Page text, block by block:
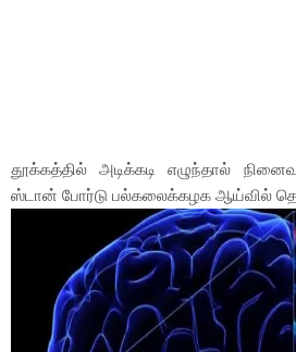
தூக்கத்தில் அடிக்கடி எழுந்தால்
ஸ்டான் போர்டு பல்கலைக்கழக ஆய்வில்